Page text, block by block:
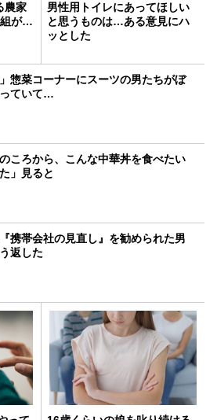
農家
組が…
男性用トイレにあってほしい
と思うものは…ある意見にハ
ッとした
」惣菜コーナーにスーツの男たちがぼ
ていて…
のころから、こんな中華丼を食べたい
」見ると
携帯会社の見直し』を勧められた男
返した